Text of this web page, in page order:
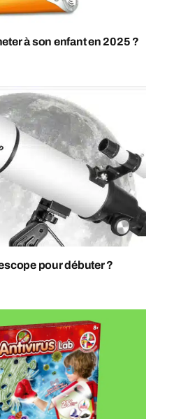
à son enfant en 2025 ?
pour débuter ?